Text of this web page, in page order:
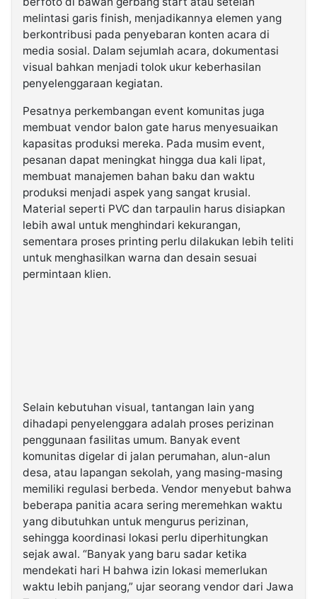
melintasi garis finish, menjadikannya elemen yang
berkontribusi pada penyebaran konten acara di
media sosial. Dalam sejumlah acara, dokumentasi
visual bahkan menjadi tolok ukur keberhasilan
penyelenggaraan kegiatan.
Pesatnya perkembangan event komunitas juga
membuat vendor balon gate harus menyesuaikan
kapasitas produksi mereka. Pada musim event,
pesanan dapat meningkat hingga dua kali lipat,
membuat manajemen bahan baku dan waktu
produksi menjadi aspek yang sangat krusial.
Material seperti PVC dan tarpaulin harus disiapkan
lebih awal untuk menghindari kekurangan,
sementara proses printing perlu dilakukan lebih teliti
untuk menghasilkan warna dan desain sesuai
permintaan klien.
Selain kebutuhan visual, tantangan lain yang
dihadapi penyelenggara adalah proses perizinan
penggunaan fasilitas umum. Banyak event
komunitas digelar di jalan perumahan, alun-alun
desa, atau lapangan sekolah, yang masing-masing
memiliki regulasi berbeda. Vendor menyebut bahwa
beberapa panitia acara sering meremehkan waktu
yang dibutuhkan untuk mengurus perizinan,
sehingga koordinasi lokasi perlu diperhitungkan
sejak awal. “Banyak yang baru sadar ketika
mendekati hari H bahwa izin lokasi memerlukan
waktu lebih panjang,” ujar seorang vendor dari Jawa